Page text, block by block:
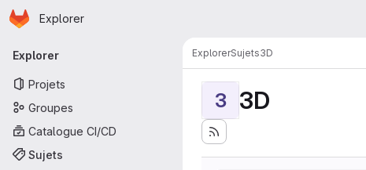
Passer au contenu principal
Page d'accueil
Explorer
Navigation principale
Explorer
Projets
Groupes
Catalogue CI/CD
Sujets
ExplorerSujets3D
3 3D